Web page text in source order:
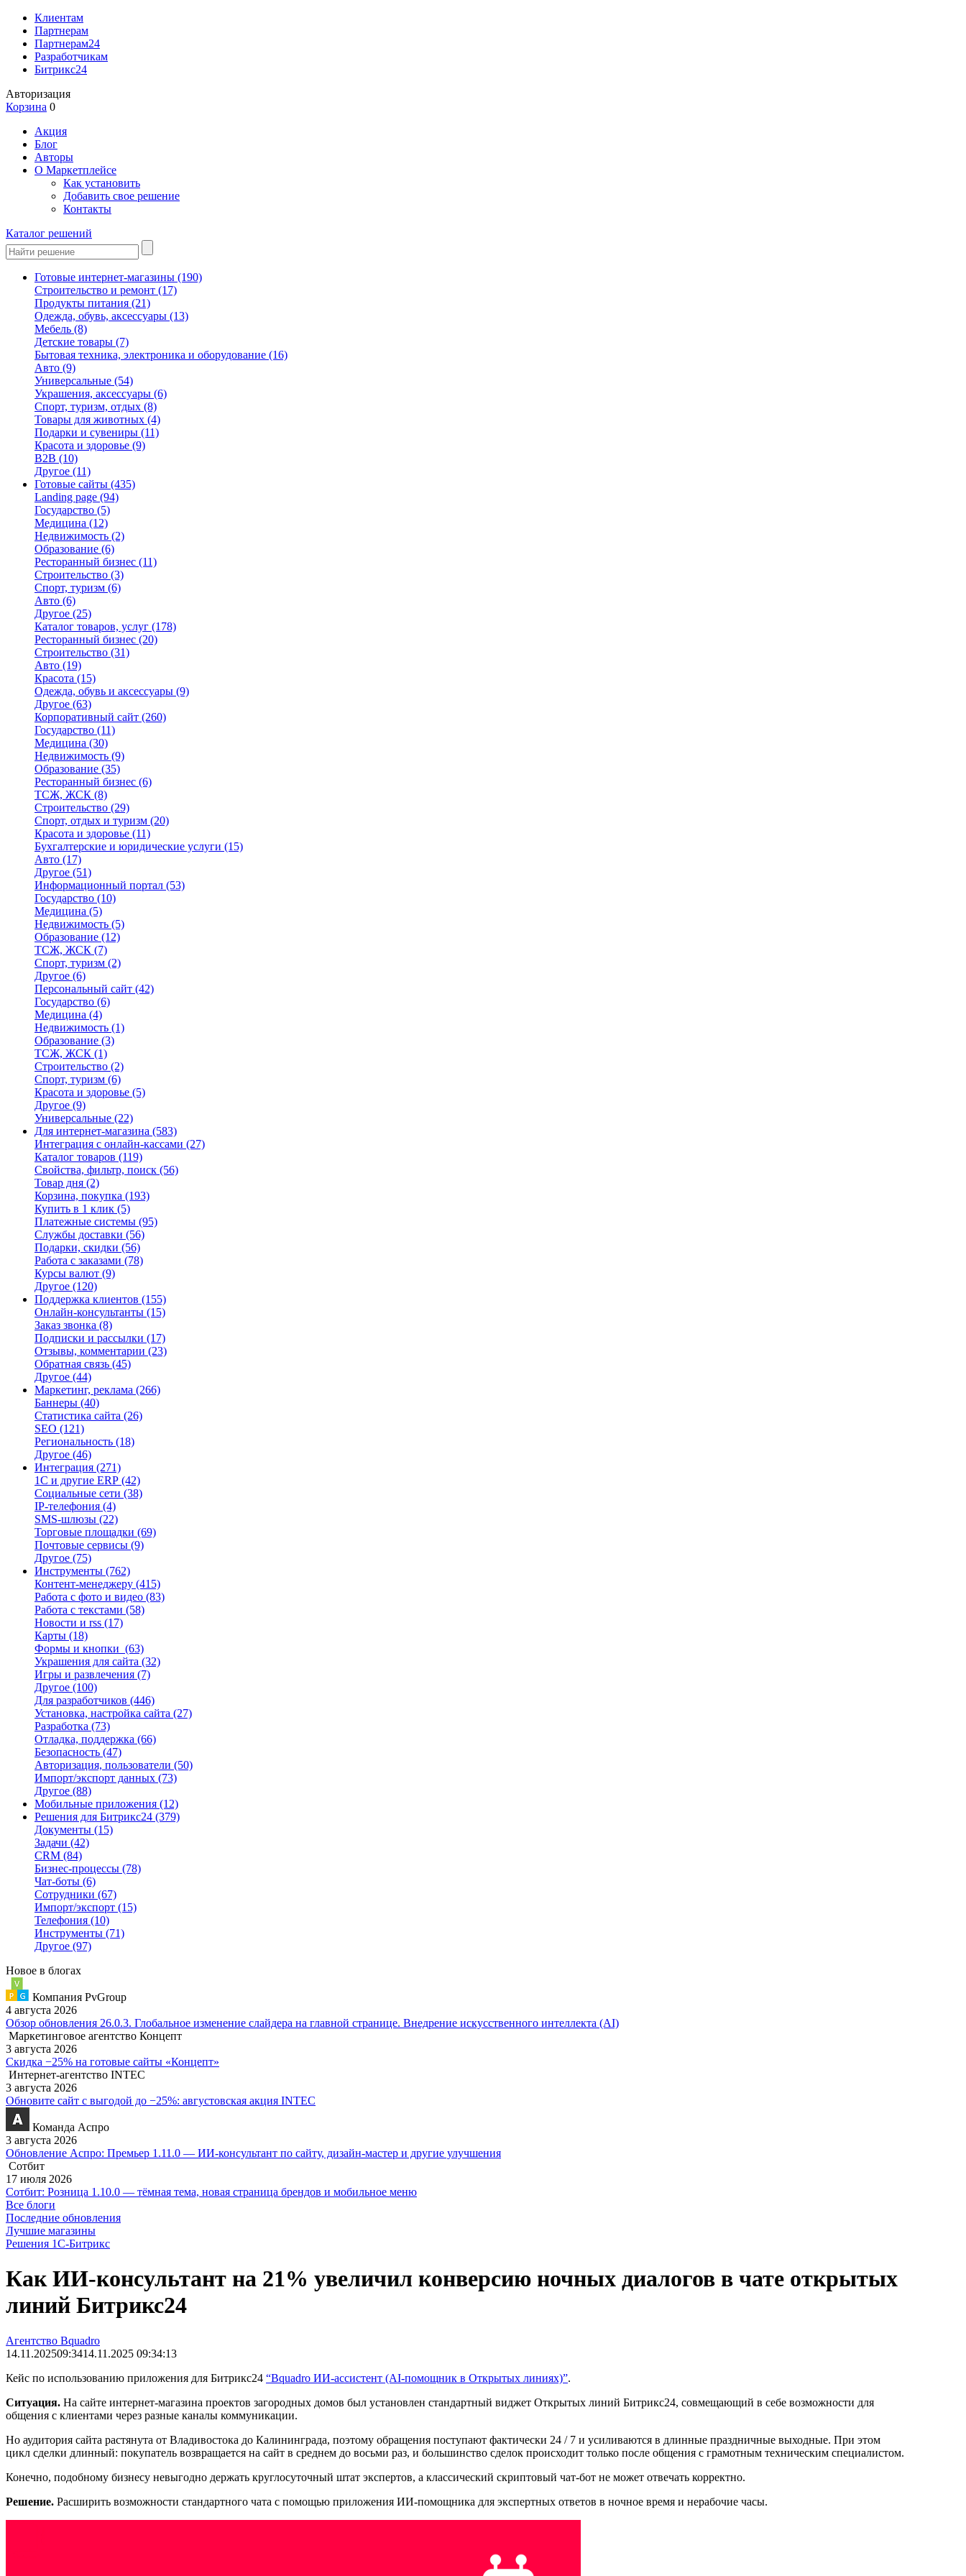
Клиентам
Партнерам
Партнерам24
Разработчикам
Битрикс24
Авторизация
Корзина 0
Акция
Блог
Авторы
О Маркетплейсе
Как установить
Добавить свое решение
Контакты
Каталог решений
Готовые интернет-магазины (190)
Строительство и ремонт (17)
Продукты питания (21)
Одежда, обувь, аксессуары (13)
Мебель (8)
Детские товары (7)
Бытовая техника, электроника и оборудование (16)
Авто (9)
Универсальные (54)
Украшения, аксессуары (6)
Спорт, туризм, отдых (8)
Товары для животных (4)
Подарки и сувениры (11)
Красота и здоровье (9)
B2B (10)
Другое (11)
Готовые сайты (435)
Landing page (94)
Государство (5)
Медицина (12)
Недвижимость (2)
Образование (6)
Ресторанный бизнес (11)
Строительство (3)
Спорт, туризм (6)
Авто (6)
Другое (25)
Каталог товаров, услуг (178)
Ресторанный бизнес (20)
Строительство (31)
Авто (19)
Красота (15)
Одежда, обувь и аксессуары (9)
Другое (63)
Корпоративный сайт (260)
Государство (11)
Медицина (30)
Недвижимость (9)
Образование (35)
Ресторанный бизнес (6)
ТСЖ, ЖСК (8)
Строительство (29)
Спорт, отдых и туризм (20)
Красота и здоровье (11)
Бухгалтерские и юридические услуги (15)
Авто (17)
Другое (51)
Информационный портал (53)
Государство (10)
Медицина (5)
Недвижимость (5)
Образование (12)
ТСЖ, ЖСК (7)
Спорт, туризм (2)
Другое (6)
Персональный сайт (42)
Государство (6)
Медицина (4)
Недвижимость (1)
Образование (3)
ТСЖ, ЖСК (1)
Строительство (2)
Спорт, туризм (6)
Красота и здоровье (5)
Другое (9)
Универсальные (22)
Для интернет-магазина (583)
Интеграция с онлайн-кассами (27)
Каталог товаров (119)
Свойства, фильтр, поиск (56)
Товар дня (2)
Корзина, покупка (193)
Купить в 1 клик (5)
Платежные системы (95)
Службы доставки (56)
Подарки, скидки (56)
Работа с заказами (78)
Курсы валют (9)
Другое (120)
Поддержка клиентов (155)
Онлайн-консультанты (15)
Заказ звонка (8)
Подписки и рассылки (17)
Отзывы, комментарии (23)
Обратная связь (45)
Другое (44)
Маркетинг, реклама (266)
Баннеры (40)
Статистика сайта (26)
SEO (121)
Региональность (18)
Другое (46)
Интеграция (271)
1С и другие ERP (42)
Социальные сети (38)
IP-телефония (4)
SMS-шлюзы (22)
Торговые площадки (69)
Почтовые сервисы (9)
Другое (75)
Инструменты (762)
Контент-менеджеру (415)
Работа с фото и видео (83)
Работа с текстами (58)
Новости и rss (17)
Карты (18)
Формы и кнопки (63)
Украшения для сайта (32)
Игры и развлечения (7)
Другое (100)
Для разработчиков (446)
Установка, настройка сайта (27)
Разработка (73)
Отладка, поддержка (66)
Безопасность (47)
Авторизация, пользователи (50)
Импорт/экспорт данных (73)
Другое (88)
Мобильные приложения (12)
Решения для Битрикс24 (379)
Документы (15)
Задачи (42)
CRM (84)
Бизнес-процессы (78)
Чат-боты (6)
Сотрудники (67)
Импорт/экспорт (15)
Телефония (10)
Инструменты (71)
Другое (97)
Новое в блогах
Компания PvGroup
4 августа 2026
Обзор обновления 26.0.3. Глобальное изменение слайдера на главной странице. Внедрение искусственного интеллекта (AI)
Маркетинговое агентство Концепт
3 августа 2026
Скидка −25% на готовые сайты «Концепт»
Интернет-агентство INTEC
3 августа 2026
Обновите сайт с выгодой до −25%: августовская акция INTEC
Команда Аспро
3 августа 2026
Обновление Аспро: Премьер 1.11.0 — ИИ-консультант по сайту, дизайн-мастер и другие улучшения
Сотбит
17 июля 2026
Сотбит: Розница 1.10.0 — тёмная тема, новая страница брендов и мобильное меню
Все блоги
Последние обновления
Лучшие магазины
Решения 1С-Битрикс
Как ИИ-консультант на 21% увеличил конверсию ночных диалогов в чате открытых
линий Битрикс24
Агентство Bquadro
14.11.202509:3414.11.2025 09:34:13
Кейс по использованию приложения для Битрикс24 “Bquadro ИИ-ассистент (AI-помощник в Открытых линиях)”.
Ситуация. На сайте интернет-магазина проектов загородных домов был установлен стандартный виджет Открытых линий Битрикс24, совмещающий в себе возможности для
общения с клиентами через разные каналы коммуникации.
Но аудитория сайта растянута от Владивостока до Калининграда, поэтому обращения поступают фактически 24 / 7 и усиливаются в длинные праздничные выходные. При этом
цикл сделки длинный: покупатель возвращается на сайт в среднем до восьми раз, и большинство сделок происходит только после общения с грамотным техническим специалистом.
Конечно, подобному бизнесу невыгодно держать круглосуточный штат экспертов, а классический скриптовый чат‑бот не может отвечать корректно.
Решение. Расширить возможности стандартного чата с помощью приложения ИИ-помощника для экспертных ответов в ночное время и нерабочие часы.